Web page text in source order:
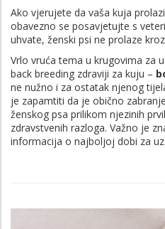
Ako vjerujete da vaša kuja
obavezno se posavjetujte s
uhvate, ženski psi ne prolaze
Vrlo vruća tema u krugovima za
back breeding zdraviji za kuju –
ne nužno i za ostatak njenog
je zapamtiti da je obično
ženskog psa prilikom njezinih
zdravstvenih razloga. Važno je
informacija o najboljoj dobi za